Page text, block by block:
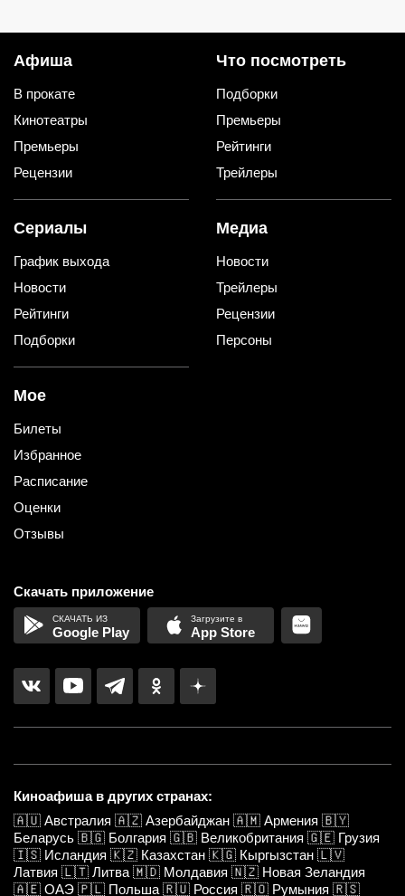
Афиша
В прокате
Кинотеатры
Премьеры
Рецензии
Что посмотреть
Подборки
Премьеры
Рейтинги
Трейлеры
Сериалы
График выхода
Новости
Рейтинги
Подборки
Медиа
Новости
Трейлеры
Рецензии
Персоны
Мое
Билеты
Избранное
Расписание
Оценки
Отзывы
Скачать приложение
Google Play App Store
Киноафиша в других странах:
🇦🇺 Австралия 🇦🇿 Азербайджан 🇦🇲 Армения 🇧🇾
Беларусь 🇧🇬 Болгария 🇬🇧 Великобритания 🇬🇪 Грузия
🇮🇸 Исландия 🇰🇿 Казахстан 🇰🇬 Кыргызстан 🇱🇻
Латвия 🇱🇹 Литва 🇲🇩 Молдавия 🇳🇿 Новая Зеландия
🇦🇪 ОАЭ 🇵🇱 Польша 🇷🇺 Россия 🇷🇴 Румыния 🇷🇸